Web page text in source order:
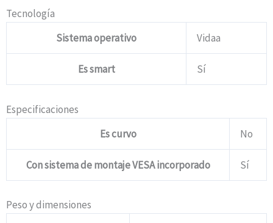
Tecnología
Sistema operativo
Vidaa
Es smart Sí
Especificaciones
Es curvo
No
Con sistema de montaje VESA incorporado Sí
Peso y dimensiones